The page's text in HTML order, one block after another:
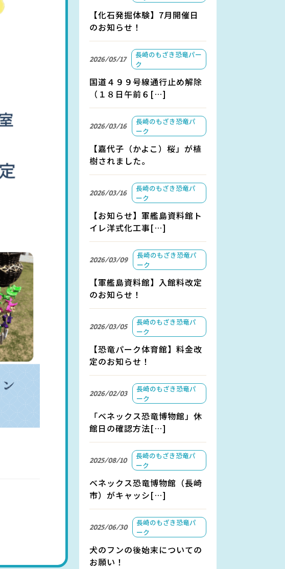
【化石発掘体験】7月開催日
のお知らせ！
2026/05/17
長崎のもざき恐竜パー
ク
国道４９９号線通行止め解除
（１８日午前６[…]
2026/03/16
長崎のもざき恐竜パ
ーク
【嘉代子（かよこ）桜」が植
樹されました。
2026/03/16
長崎のもざき恐竜パ
ーク
【お知らせ】軍艦島資料館ト
イレ洋式化工事[…]
2026/03/09
長崎のもざき恐竜パ
ーク
【軍艦島資料館】入館料改定
のお知らせ！
2026/03/05
長崎のもざき恐竜パ
ーク
【恐竜パーク体育館】料金改
定のお知らせ！
2026/02/03
長崎のもざき恐竜パ
ーク
「ベネックス恐竜博物館」休
館日の確認方法[…]
2025/08/10
長崎のもざき恐竜パ
ーク
ベネックス恐竜博物館（長崎
市）がキャッシ[…]
2025/06/30
長崎のもざき恐竜パ
ーク
犬のフンの後始末についての
お願い！